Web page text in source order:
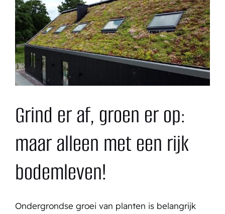
Grind er af, groen er op:
maar alleen met een rijk
bodemleven!
Ondergrondse groei van planten is belangrijk